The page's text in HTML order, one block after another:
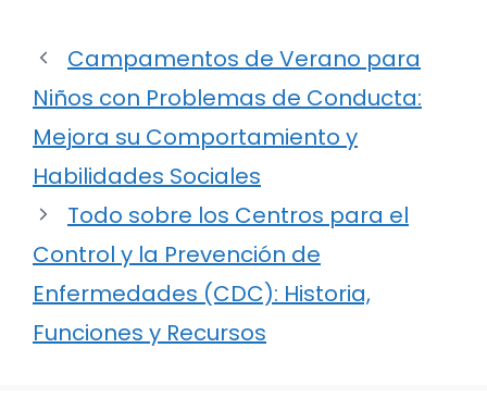
Campamentos de Verano para
Niños con Problemas de Conducta:
Mejora su Comportamiento y
Habilidades Sociales
Todo sobre los Centros para el
Control y la Prevención de
Enfermedades (CDC): Historia,
Funciones y Recursos